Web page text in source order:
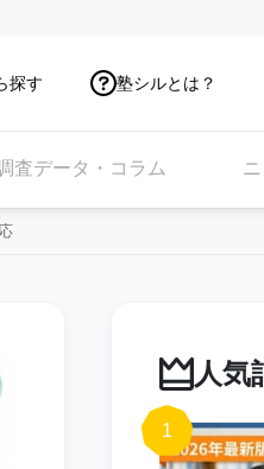
探す 塾シルとは？
査データ・コラム
人気
1